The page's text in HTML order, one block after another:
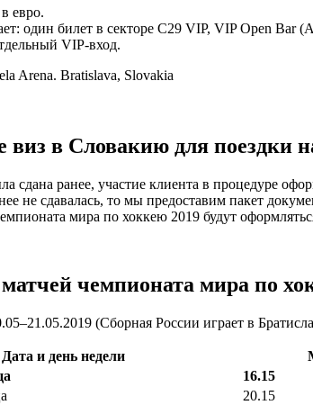
евро.
один билет в секторе C29 VIP, VIP Open Bar
VIP-вход.
в Словакию для поездки
сдана ранее, участие клиента в процедуре
не сдавалась, то мы предоставим пакет
мира по хоккею 2019 будут
чемпионата мира по
(Сборная России играет в
Дата и день недели
16.15
20.15